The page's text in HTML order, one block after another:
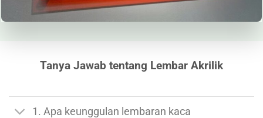
Tanya Jawab tentang Lembar Akrilik
1. Apa keunggulan lembaran kaca